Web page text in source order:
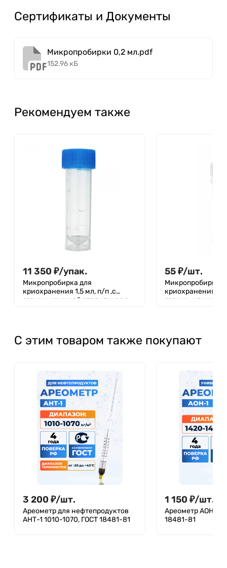
Сертификаты и Документы
Микропробирки 0,2 мл.pdf
152.96 кБ
Рекомендуем также
11 350 ₽/упак.
Микропробирка для
криохранения 1,5 мл, п/п ,с
завинч.крышкой,стерильная,с
55₽/шт.
Микропробирка
криохранения
завинч. крышкой,
С этим товаром также покупают
3 200 ₽/шт.
Ареометр для нефтепродуктов
АНТ-1 1010-1070, ГОСТ 18481-81
1 150 ₽/шт.
Ареометр АОН-1
18481-81